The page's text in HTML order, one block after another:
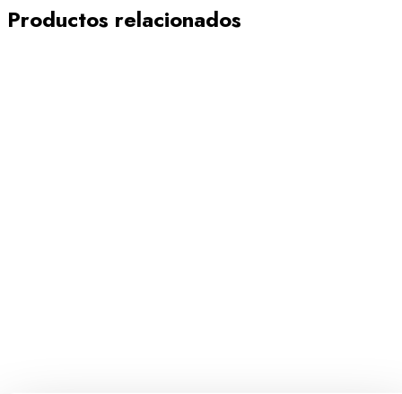
Productos relacionados